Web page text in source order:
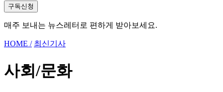
구독신청
매주 보내는 뉴스레터로 편하게 받아보세요.
HOME / 최신기사
사회/문화